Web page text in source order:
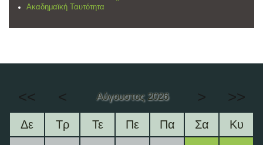
Ακαδημαϊκή Ταυτότητα
<< < Αύγουστος 2026 > >>
Δε Τρ Τε Πε Πα Σα Κυ